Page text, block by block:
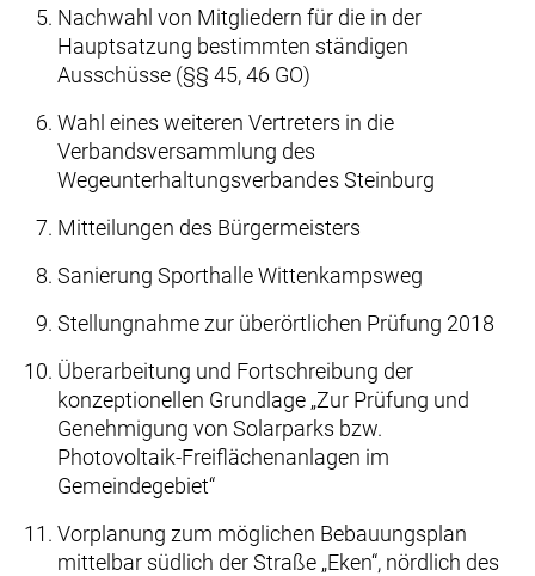
Nachwahl von Mitgliedern für die in der
Hauptsatzung bestimmten ständigen
Ausschüsse (§§ 45, 46 GO)
Wahl eines weiteren Vertreters in die
Verbandsversammlung des
Wegeunterhaltungsverbandes Steinburg
Mitteilungen des Bürgermeisters
Sanierung Sporthalle Wittenkampsweg
Stellungnahme zur überörtlichen Prüfung 2018
Überarbeitung und Fortschreibung der
konzeptionellen Grundlage „Zur Prüfung und
Genehmigung von Solarparks bzw.
Photovoltaik-Freiflächenanlagen im
Gemeindegebiet“
Vorplanung zum möglichen Bebauungsplan
mittelbar südlich der Straße „Eken“, nördlich des